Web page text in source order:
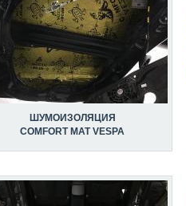
ШУМОИЗОЛЯЦИЯ
COMFORT MAT VESPA